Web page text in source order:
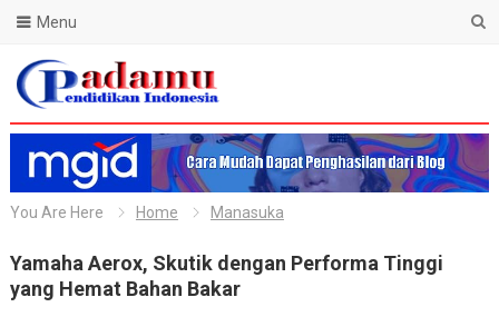
Blog Padamu
Menu
You Are Here Home Manasuka
Yamaha Aerox, Skutik dengan Performa Tinggi
yang Hemat Bahan Bakar